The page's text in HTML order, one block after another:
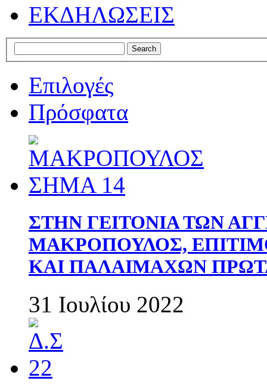
ΕΚΔΗΛΩΣΕΙΣ
Επιλογές
Πρόσφατα
ΣΤΗΝ ΓΕΙΤΟΝΙΑ ΤΩΝ
ΜΑΚΡΟΠΟΥΛΟΣ,
ΚΑΙ ΠΑΛΑΙΜΑΧΩΝ
31 Ιουλίου 2022